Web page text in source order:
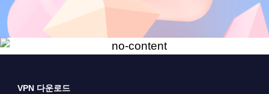
VPN 다운로드